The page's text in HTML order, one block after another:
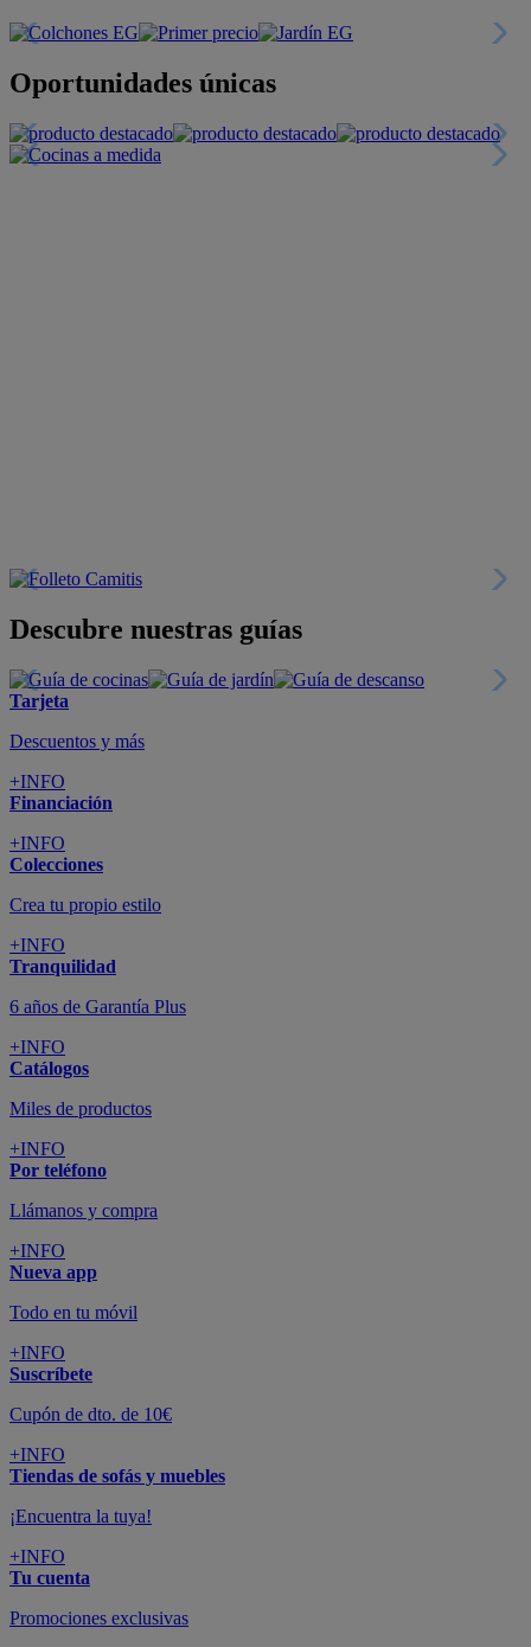
Oportunidades únicas
Descubre nuestras guías
Tarjeta
Descuentos y más
+INFO
Financiación
+INFO
Colecciones
Crea tu propio estilo
+INFO
Tranquilidad
6 años de Garantía Plus
+INFO
Catálogos
Miles de productos
+INFO
Por teléfono
Llámanos y compra
+INFO
Nueva app
Todo en tu móvil
+INFO
Suscríbete
Cupón de dto. de 10€
+INFO
Tiendas de sofás y muebles
¡Encuentra la tuya!
+INFO
Tu cuenta
Promociones exclusivas